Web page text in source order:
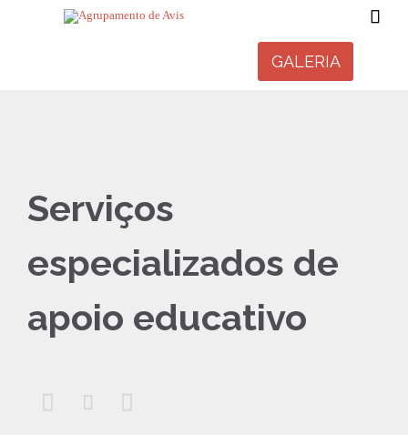

GALERIA
Serviços
especializados de
apoio educativo
  